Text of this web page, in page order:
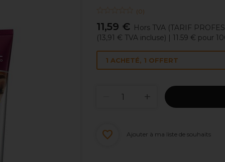
(0)
11,59 € Hors TVA (TARIF
(13,91 € TVA incluse) | 11.59 € pour
1 ACHETÉ, 1 OFFERT
Ajouter à ma liste de souhaits